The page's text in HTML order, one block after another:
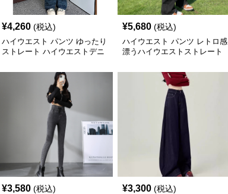
¥4,260 (税込)
ハイウエスト パンツ ゆったり
ストレート ハイウエストデニ
¥5,680 (税込)
ハイウエスト パンツ レトロ感
漂うハイウエストストレート
¥3,580 (税込) ¥3,300 (税込)